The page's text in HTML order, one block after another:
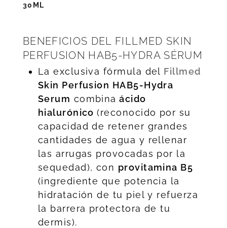
30ML
BENEFICIOS DEL FILLMED SKIN
PERFUSION HAB5-HYDRA SÉRUM
La exclusiva fórmula del Fillmed
Skin Perfusion HAB5-Hydra
Serum combina ácido
hialurónico(reconocido por su
capacidad de retener grandes
cantidades de agua y rellenar
las arrugas provocadas por la
sequedad), con provitamina B5
(ingrediente que potencia la
hidratación de tu piel y refuerza
la barrera protectora de tu
dermis).